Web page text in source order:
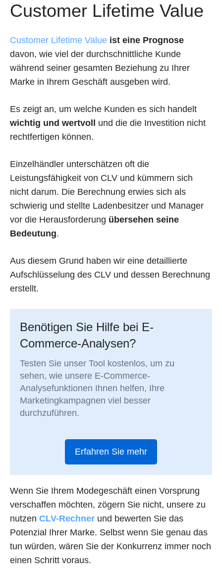
Customer Lifetime Value
Customer Lifetime Value ist eine Prognose
davon, wie viel der durchschnittliche Kunde
während seiner gesamten Beziehung zu Ihrer
Marke in Ihrem Geschäft ausgeben wird.
Es zeigt an, um welche Kunden es sich handelt
wichtig und wertvoll
und die die Investition nicht
rechtfertigen können.
Einzelhändler unterschätzen oft die
Leistungsfähigkeit von CLV und kümmern sich
nicht darum. Die Berechnung erwies sich als
schwierig und stellte Ladenbesitzer und Manager
vor die Herausforderung übersehen seine
Bedeutung.
Aus diesem Grund haben wir eine detaillierte
Aufschlüsselung des CLV und dessen Berechnung
erstellt.
Benötigen Sie Hilfe bei E-
Commerce-Analysen?
Testen Sie unser Tool kostenlos, um zu
sehen, wie unsere E-Commerce-
Analysefunktionen Ihnen helfen, Ihre
Marketingkampagnen viel besser
durchzuführen.
Erfahren Sie mehr
Wenn Sie Ihrem Modegeschäft einen Vorsprung
verschaffen möchten, zögern Sie nicht, unsere zu
nutzen CLV-Rechner und bewerten Sie das
Potenzial Ihrer Marke. Selbst wenn Sie genau das
tun würden, wären Sie der Konkurrenz immer noch
einen Schritt voraus.